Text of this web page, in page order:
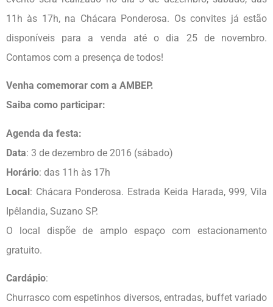
11h às 17h, na Chácara Ponderosa. Os convites já estão
disponíveis para a venda até o dia 25 de novembro.
Contamos com a presença de todos!
Venha comemorar com a AMBEP.
Saiba como participar:
Agenda da festa:
Data: 3 de dezembro de 2016 (sábado)
Horário: das 11h às 17h
Local: Chácara Ponderosa. Estrada Keida Harada, 999, Vila
Ipêlandia, Suzano SP.
O local dispõe de amplo espaço com estacionamento
gratuito.
Cardápio:
Churrasco com espetinhos diversos, entradas, buffet variado